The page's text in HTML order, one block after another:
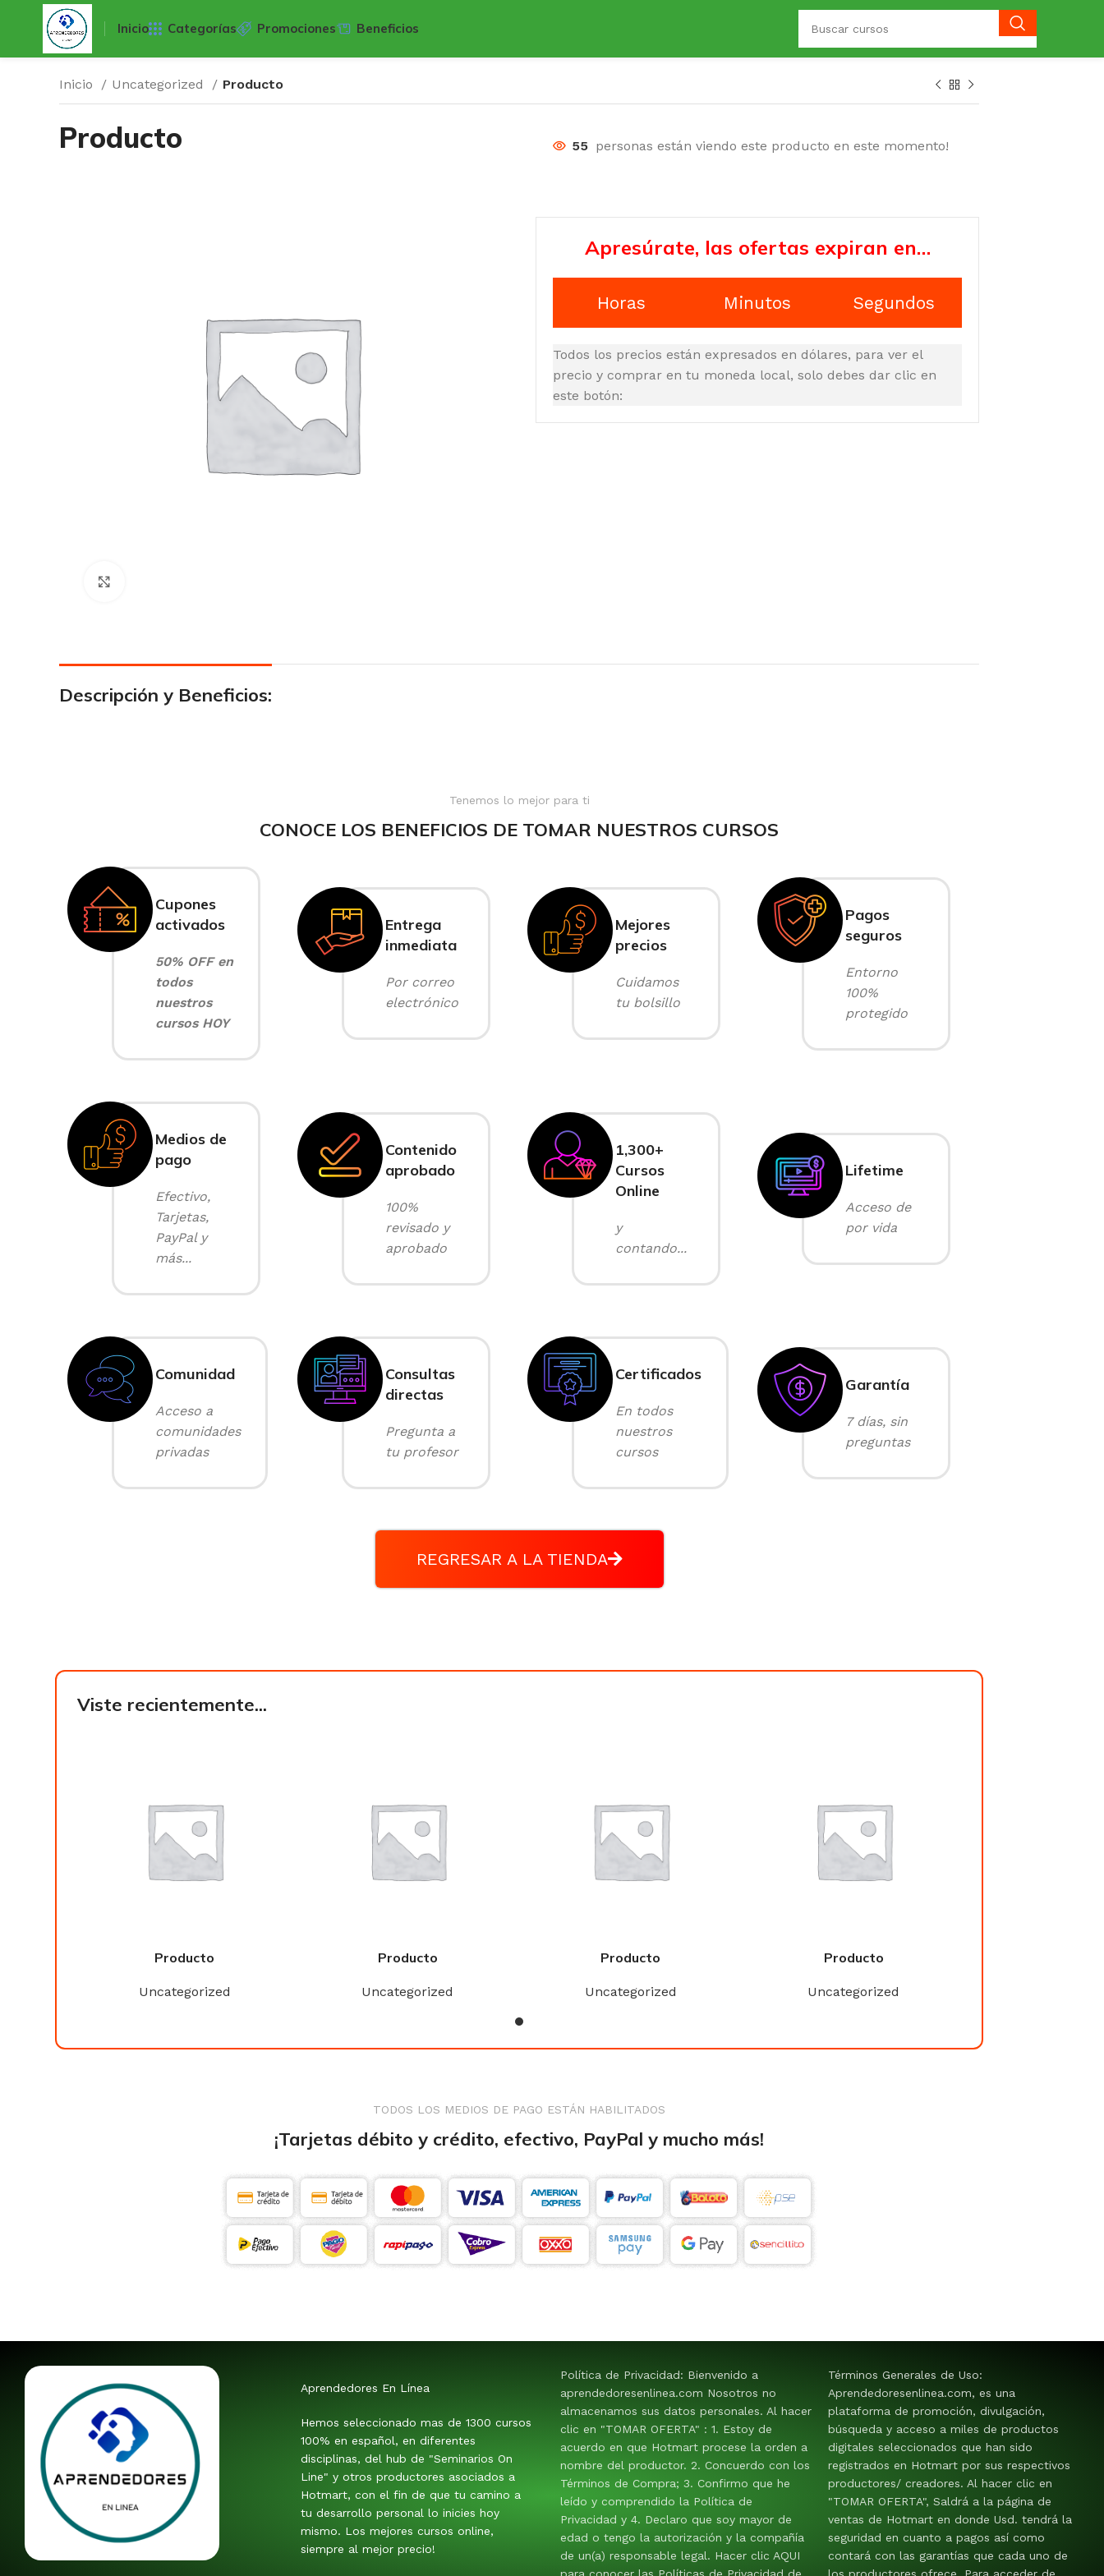
Inicio Categorías Promociones Beneficios
Inicio Uncategorized Producto
Producto 55 personas están viendo este producto en este momento!
Apresúrate, las ofertas expiran en…
Horas Minutos Segundos
Todos los precios están expresados en dólares, para ver el
precio y comprar en tu moneda local, solo debes dar clic en
este botón:
Descripción y Beneficios:
Tenemos lo mejor para ti
CONOCE LOS BENEFICIOS DE TOMAR NUESTROS CURSOS
Cupones
activados
50% OFF en
todos
nuestros
cursos HOY
Entrega
inmediata
Por correo
electrónico
Mejores
precios
Cuidamos
tu bolsillo
Pagos
seguros
Entorno
100%
protegido
Medios de
pago
Efectivo,
Tarjetas,
PayPal y
más...
Contenido
aprobado
100%
revisado y
aprobado
1,300+
Cursos
Online
y
contando...
Lifetime
Acceso de
por vida
Comunidad
Acceso a
comunidades
privadas
Consultas
directas
Pregunta a
tu profesor
Certificados
En todos
nuestros
cursos
Garantía
7 días, sin
preguntas
REGRESAR A LA TIENDA
Viste recientemente...
Producto
Uncategorized
Producto
Uncategorized
Producto
Uncategorized
Producto
Uncategorized
TODOS LOS MEDIOS DE PAGO ESTÁN HABILITADOS
¡Tarjetas débito y crédito, efectivo, PayPal y mucho más!
Aprendedores En Línea
Hemos seleccionado mas de 1300 cursos
100% en español, en diferentes
disciplinas, del hub de "Seminarios On
Line" y otros productores asociados a
Hotmart, con el fin de que tu camino a
tu desarrollo personal lo inicies hoy
mismo. Los mejores cursos online,
siempre al mejor precio!
Política de Privacidad: Bienvenido a
aprendedoresenlinea.com Nosotros no
almacenamos sus datos personales. Al hacer
clic en "TOMAR OFERTA" : 1. Estoy de
acuerdo en que Hotmart procese la orden a
nombre del productor. 2. Concuerdo con los
Términos de Compra; 3. Confirmo que he
leído y comprendido la Política de
Privacidad y 4. Declaro que soy mayor de
edad o tengo la autorización y la compañía
de un(a) responsable legal. Hacer clic AQUI
para conocer las Políticas de Privacidad de
Términos Generales de Uso:
Aprendedoresenlinea.com, es una
plataforma de promoción, divulgación,
búsqueda y acceso a miles de productos
digitales seleccionados que han sido
registrados en Hotmart por sus respectivos
productores/ creadores. Al hacer clic en
"TOMAR OFERTA", Saldrá a la página de
ventas de Hotmart en donde Usd. tendrá la
seguridad en cuanto a pagos así como
contará con las garantías que cada uno de
los productores ofrece. Para acceder de